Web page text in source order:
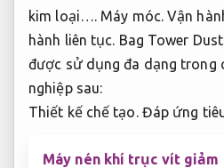
kim loại…. Máy móc. Vận
hành liên tục. Bag Tower
được sử dụng đa dạng trong
nghiệp sau:
Thiết kế chế tạo. Đáp ứng
Máy nén khí trục vít